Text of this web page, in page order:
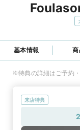
基本情報 商
※特典の詳細はご予約
来店特典